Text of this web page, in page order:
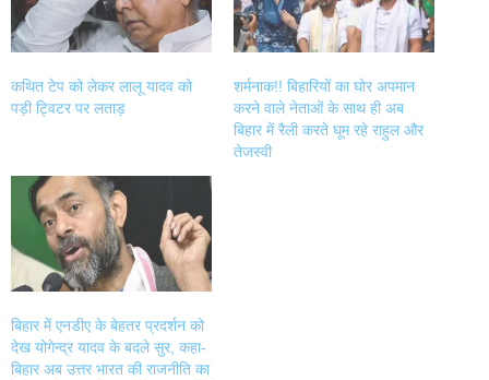
कथित टेप को लेकर लालू यादव को
पड़ी ट्विटर पर लताड़
शर्मनाक!! बिहारियों का घोर अपमान
करने वाले नेताओं के साथ ही अब
बिहार में रैली करते घूम रहे राहुल और
तेजस्वी
बिहार में एनडीए के बेहतर प्रदर्शन को
देख योगेन्द्र यादव के बदले सुर, कहा-
बिहार अब उत्तर भारत की राजनीति का